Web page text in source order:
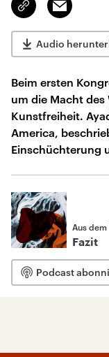
kopieren/teilen
Audio
Beim ersten
um die Macht
Kunstfreiheit.
America,
Einschüchterung
Aus dem
Fazit
Podcast